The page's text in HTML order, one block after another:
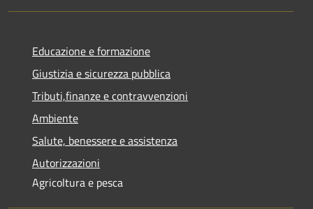
Educazione e formazione
Giustizia e sicurezza pubblica
Tributi,finanze e contravvenzioni
Ambiente
Salute, benessere e assistenza
Autorizzazioni
Agricoltura e pesca